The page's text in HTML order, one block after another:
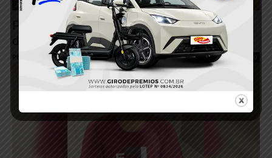
Altamira
PRF apreende maconha em micro-ônibus
durante fiscalização em Altamira, no PA
Plantão 24horas News - 4 de março de 2024 0